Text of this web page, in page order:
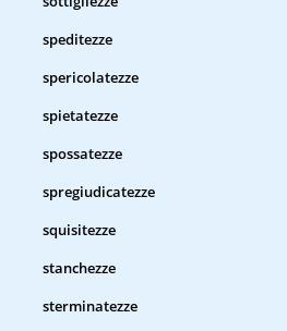
speditezze
spericolatezze
spietatezze
spossatezze
spregiudicatezze
squisitezze
stanchezze
sterminatezze